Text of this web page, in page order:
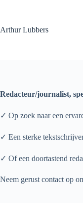
inhoud
Arthur Lubbers
Redacteur/journalist,
✓ Op zoek naar een
✓ Een sterke
✓ Of een doortastend
Neem gerust contact op